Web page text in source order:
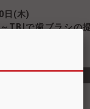
日(木)
TBIで歯ブラシの